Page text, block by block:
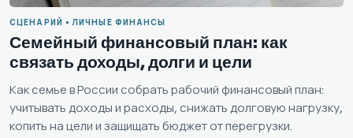
СЦЕНАРИЙ • ЛИЧНЫЕ ФИНАНСЫ
Семейный финансовый план: как
связать доходы, долги и цели
Как семье в России собрать рабочий финансовый план:
учитывать доходы и расходы, снижать долговую нагрузку,
копить на цели и защищать бюджет от перегрузки.